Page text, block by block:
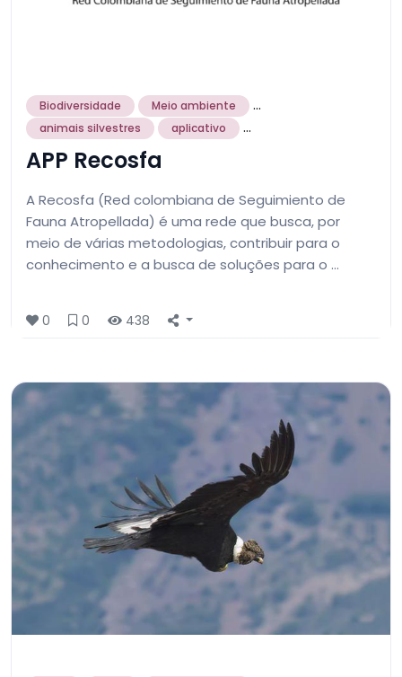
Biodiversidade Meio ambiente ...
animais silvestres aplicativo ...
APP Recosfa
A Recosfa (Red colombiana de Seguimiento de
Fauna Atropellada) é uma rede que busca, por
meio de várias metodologias, contribuir para o
conhecimento e a busca de soluções para o …
0 0 438